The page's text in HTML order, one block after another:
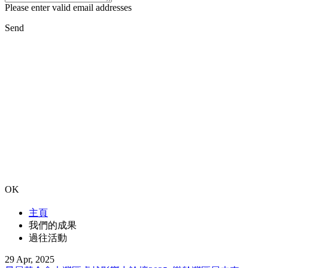
Please enter valid email addresses
Send
OK
主頁
我們的成果
過往活動
29 Apr, 2025